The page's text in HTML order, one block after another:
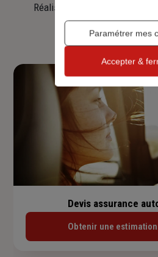
Réalisez une simulation
habitation, prêt
Devis assurance
Obtenir une estimation
Paramétrer mes
Accepter &